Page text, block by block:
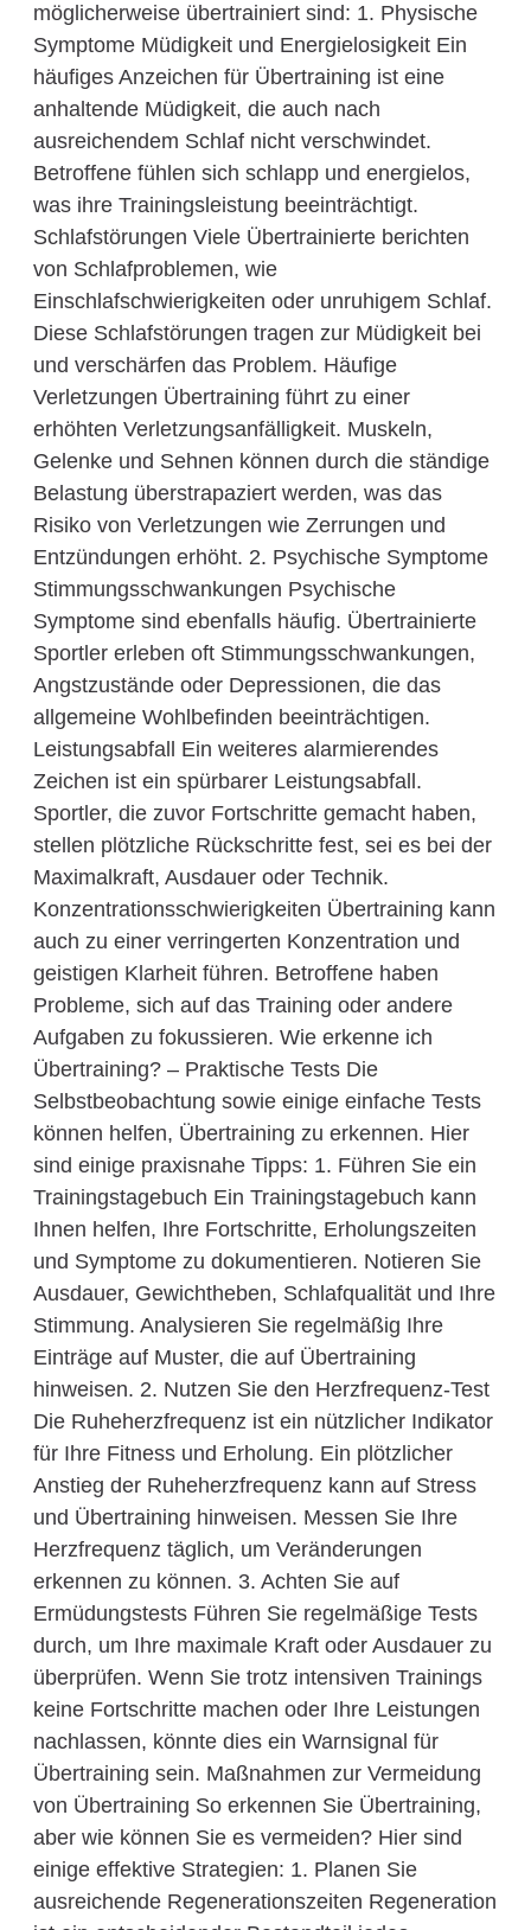
möglicherweise übertrainiert sind: 1. Physische
Symptome Müdigkeit und Energielosigkeit Ein
häufiges Anzeichen für Übertraining ist eine
anhaltende Müdigkeit, die auch nach
ausreichendem Schlaf nicht verschwindet.
Betroffene fühlen sich schlapp und energielos,
was ihre Trainingsleistung beeinträchtigt.
Schlafstörungen Viele Übertrainierte berichten
von Schlafproblemen, wie
Einschlafschwierigkeiten oder unruhigem Schlaf.
Diese Schlafstörungen tragen zur Müdigkeit bei
und verschärfen das Problem. Häufige
Verletzungen Übertraining führt zu einer
erhöhten Verletzungsanfälligkeit. Muskeln,
Gelenke und Sehnen können durch die ständige
Belastung überstrapaziert werden, was das
Risiko von Verletzungen wie Zerrungen und
Entzündungen erhöht. 2. Psychische Symptome
Stimmungsschwankungen Psychische
Symptome sind ebenfalls häufig. Übertrainierte
Sportler erleben oft Stimmungsschwankungen,
Angstzustände oder Depressionen, die das
allgemeine Wohlbefinden beeinträchtigen.
Leistungsabfall Ein weiteres alarmierendes
Zeichen ist ein spürbarer Leistungsabfall.
Sportler, die zuvor Fortschritte gemacht haben,
stellen plötzliche Rückschritte fest, sei es bei der
Maximalkraft, Ausdauer oder Technik.
Konzentrationsschwierigkeiten Übertraining kann
auch zu einer verringerten Konzentration und
geistigen Klarheit führen. Betroffene haben
Probleme, sich auf das Training oder andere
Aufgaben zu fokussieren. Wie erkenne ich
Übertraining? – Praktische Tests Die
Selbstbeobachtung sowie einige einfache Tests
können helfen, Übertraining zu erkennen. Hier
sind einige praxisnahe Tipps: 1. Führen Sie ein
Trainingstagebuch Ein Trainingstagebuch kann
Ihnen helfen, Ihre Fortschritte, Erholungszeiten
und Symptome zu dokumentieren. Notieren Sie
Ausdauer, Gewichtheben, Schlafqualität und Ihre
Stimmung. Analysieren Sie regelmäßig Ihre
Einträge auf Muster, die auf Übertraining
hinweisen. 2. Nutzen Sie den Herzfrequenz-Test
Die Ruheherzfrequenz ist ein nützlicher Indikator
für Ihre Fitness und Erholung. Ein plötzlicher
Anstieg der Ruheherzfrequenz kann auf Stress
und Übertraining hinweisen. Messen Sie Ihre
Herzfrequenz täglich, um Veränderungen
erkennen zu können. 3. Achten Sie auf
Ermüdungstests Führen Sie regelmäßige Tests
durch, um Ihre maximale Kraft oder Ausdauer zu
überprüfen. Wenn Sie trotz intensiven Trainings
keine Fortschritte machen oder Ihre Leistungen
nachlassen, könnte dies ein Warnsignal für
Übertraining sein. Maßnahmen zur Vermeidung
von Übertraining So erkennen Sie Übertraining,
aber wie können Sie es vermeiden? Hier sind
einige effektive Strategien: 1. Planen Sie
ausreichende Regenerationszeiten Regeneration